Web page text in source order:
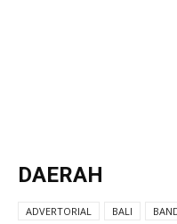
DAERAH
ADVERTORIAL BALI